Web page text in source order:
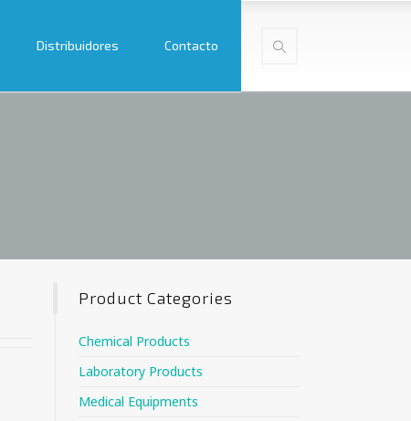
Distribuidores Contacto
Product Categories
Chemical Products
Laboratory Products
Medical Equipments